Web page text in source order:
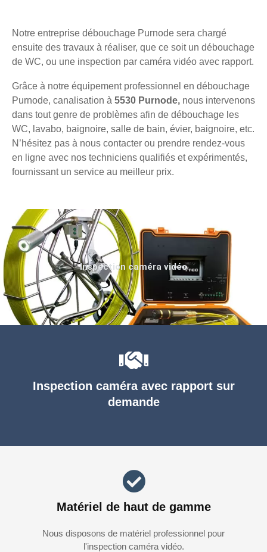
Notre entreprise débouchage Purnode sera chargé
ensuite des travaux à réaliser, que ce soit un débouchage
de WC, ou une inspection par caméra vidéo avec rapport.
Grâce à notre équipement professionnel en débouchage
Purnode, canalisation à 5530 Purnode, nous intervenons
dans tout genre de problèmes afin de débouchage les
WC, lavabo, baignoire, salle de bain, évier, baignoire, etc.
N’hésitez pas à nous contacter ou prendre rendez-vous
en ligne avec nos techniciens qualifiés et expérimentés,
fournissant un service au meilleur prix.
Inspection caméra avec rapport sur
demande
Matériel de haut de gamme
Nous disposons de matériel professionnel pour
l'inspection caméra vidéo.
Inspection caméra vidéo